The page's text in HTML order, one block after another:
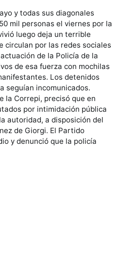
y todas sus diagonales
mil personas el viernes por la
luego deja un terrible
circulan por las redes sociales
de la Policía de la
de esa fuerza con mochilas
Los detenidos
seguían incomunicados.
la Correpi, precisó que en
por intimidación pública
autoridad, a disposición del
de Giorgi. El Partido
y denunció que la policía